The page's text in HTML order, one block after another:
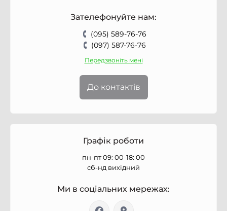
Зателефонуйте нам:
(095) 589-76-76
(097) 587-76-76
Передзвоніть мені
До контактів
Графік роботи
пн-пт 09: 00-18: 00
сб-нд вихідний
Ми в соціальних мережах: